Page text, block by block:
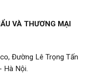
VÀ THƯƠNG MẠI
Đường Lê Trọng Tấn
Hà Nội.